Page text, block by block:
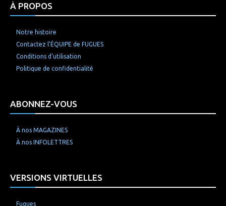
À PROPOS
Notre histoire
Contactez l’ÉQUIPE de FUGUES
Conditions d’utilisation
Politique de confidentialité
ABONNEZ-VOUS
À nos MAGAZINES
À nos INFOLETTRES
VERSIONS VIRTUELLES
Fugues